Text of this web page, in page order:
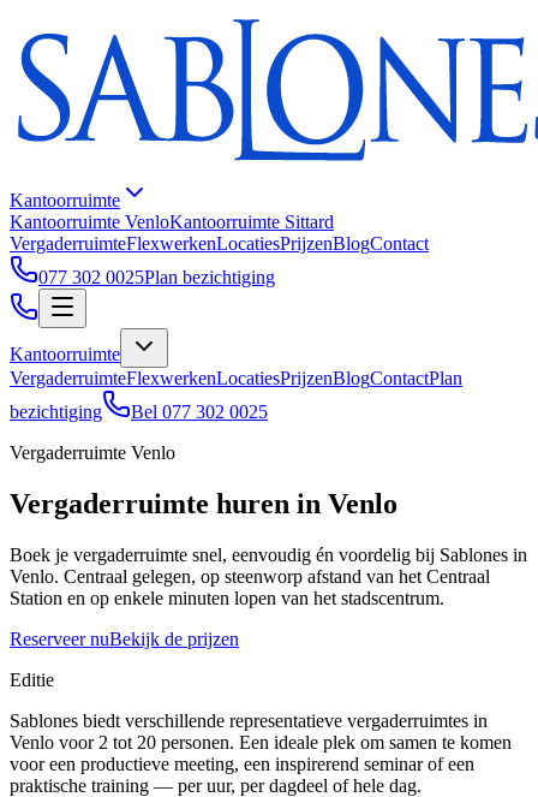
Kantoorruimte
Kantoorruimte VenloKantoorruimte Sittard
VergaderruimteFlexwerkenLocatiesPrijzenBlogContact
077 302 0025Plan bezichtiging
Kantoorruimte
VergaderruimteFlexwerkenLocatiesPrijzenBlogContactPlan
bezichtiging
Bel 077 302 0025
Vergaderruimte Venlo
Vergaderruimte huren in Venlo
Boek je vergaderruimte snel, eenvoudig én voordelig bij Sablones in
Venlo. Centraal gelegen, op steenworp afstand van het Centraal
Station en op enkele minuten lopen van het stadscentrum.
Reserveer nuBekijk de prijzen
Editie
Sablones biedt verschillende representatieve vergaderruimtes in
Venlo voor 2 tot 20 personen. Een ideale plek om samen te komen
voor een productieve meeting, een inspirerend seminar of een
praktische training — per uur, per dagdeel of hele dag.